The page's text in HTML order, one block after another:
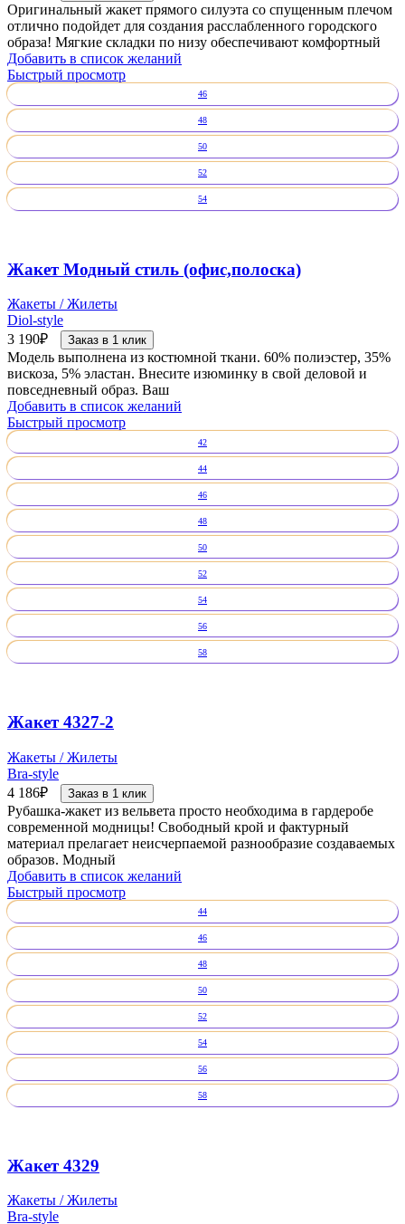
Оригинальный жакет прямого силуэта со спущенным плечом
отлично подойдет для создания расслабленного городского
образа! Мягкие складки по низу обеспечивают комфортный
Добавить в список желаний
Быстрый просмотр
46
48
50
52
54
Жакет Модный стиль (офис,полоска)
Жакеты / Жилеты
Diol-style
3 190₽ Заказ в 1 клик
Модель выполнена из костюмной ткани. 60% полиэстер, 35%
вискоза, 5% эластан. Внесите изюминку в свой деловой и
повседневный образ. Ваш
Добавить в список желаний
Быстрый просмотр
42
44
46
48
50
52
54
56
58
Жакет 4327-2
Жакеты / Жилеты
Bra-style
4 186₽ Заказ в 1 клик
Рубашка-жакет из вельвета просто необходима в гардеробе
современной модницы! Свободный крой и фактурный
материал прелагает неисчерпаемой разнообразие создаваемых
образов. Модный
Добавить в список желаний
Быстрый просмотр
44
46
48
50
52
54
56
58
Жакет 4329
Жакеты / Жилеты
Bra-style